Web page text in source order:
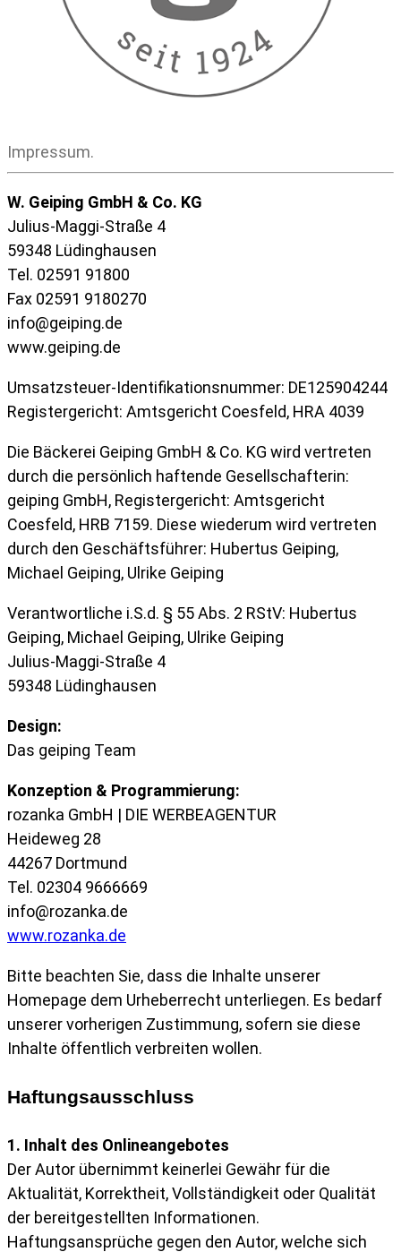
Impressum.
W. Geiping GmbH & Co. KG
Julius-Maggi-Straße 4
59348 Lüdinghausen
Tel. 02591 91800
Fax 02591 9180270
info@geiping.de
www.geiping.de
Umsatzsteuer-Identifikationsnummer: DE125904244
Registergericht: Amtsgericht Coesfeld, HRA 4039
Die Bäckerei Geiping GmbH & Co. KG wird vertreten
durch die persönlich haftende Gesellschafterin:
geiping GmbH, Registergericht: Amtsgericht
Coesfeld, HRB 7159. Diese wiederum wird vertreten
durch den Geschäftsführer: Hubertus Geiping,
Michael Geiping, Ulrike Geiping
Verantwortliche i.S.d. § 55 Abs. 2 RStV: Hubertus
Geiping, Michael Geiping, Ulrike Geiping
Julius-Maggi-Straße 4
59348 Lüdinghausen
Design:
Das geiping Team
Konzeption & Programmierung:
rozanka GmbH | DIE WERBEAGENTUR
Heideweg 28
44267 Dortmund
Tel. 02304 9666669
info@rozanka.de
www.rozanka.de
Bitte beachten Sie, dass die Inhalte unserer
Homepage dem Urheberrecht unterliegen. Es bedarf
unserer vorherigen Zustimmung, sofern sie diese
Inhalte öffentlich verbreiten wollen.
Haftungsausschluss
1. Inhalt des Onlineangebotes
Der Autor übernimmt keinerlei Gewähr für die
Aktualität, Korrektheit, Vollständigkeit oder Qualität
der bereitgestellten Informationen.
Haftungsansprüche gegen den Autor, welche sich